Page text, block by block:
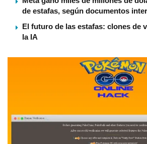
de estafas, según documentos
El futuro de las estafas: clones de
la IA